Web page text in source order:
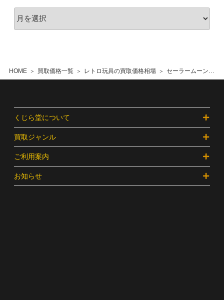
HOME 買取価格一覧 レトロ玩具の買取価格相場 セーラームーンSS ヒーローコレクション 第6弾（未開封）
くじら堂について
買取ジャンル
ご利用案内
お知らせ